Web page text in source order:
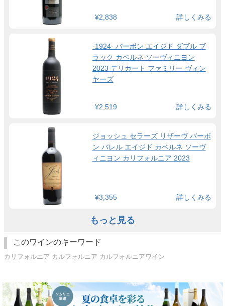
¥2,838 詳しくみる
-1924- バーボン エイジド ダブル ブ
ラック カベルネ ソーヴィニヨン
2023 デリカート ファミリー ヴィン
ヤーズ
¥2,519 詳しくみる
ジョッシュ セラーズ リザーヴ バーボ
ン バレル エイジド カベルネ ソーヴ
ィニヨン カリフォルニア 2023
¥3,355 詳しくみる
もっと見る
このワインのキーワード
カリフォルニア カルフォルニア カルフォルニアワイン